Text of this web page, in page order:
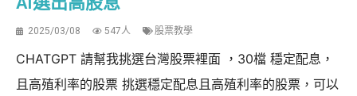
2025/03/08 547人 股票教學
CHATGPT 請幫我挑選台灣股票裡面 ，30檔 穩定配息，
且高殖利率的股票 挑選穩定配息且高殖利率的股票，可以